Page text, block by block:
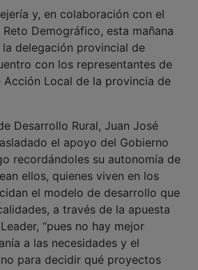
Demográfico, esta mañana
delegación provincial de
con los representantes de
Local de la provincia de
el apoyo del Gobierno
recordándoles su autonomía de
ellos, quienes viven en los
el modelo de desarrollo que
a través de la apuesta
“pues no hay mejor
a las necesidades y el
para decidir qué proyectos
nuestros pueblos sigan teniendo